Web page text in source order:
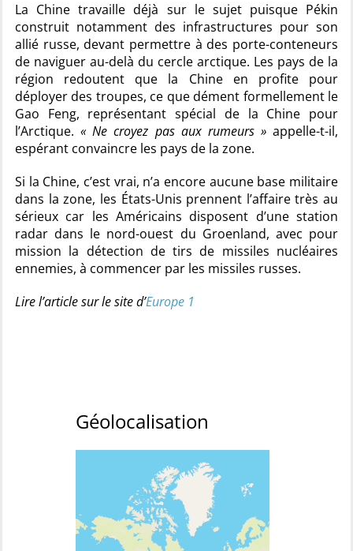
La Chine travaille déjà sur le sujet puisque Pékin
construit notamment des infrastructures pour son
allié russe, devant permettre à des porte-conteneurs
de naviguer au-delà du cercle arctique. Les pays de la
région redoutent que la Chine en profite pour
déployer des troupes, ce que dément formellement le
Gao Feng, représentant spécial de la Chine pour
l’Arctique.« Ne croyez pas aux rumeurs »appelle-t-il,
espérant convaincre les pays de la zone.
Si la Chine, c’est vrai, n’a encore aucune base militaire
dans la zone, les États-Unis prennent l’affaire très au
sérieux car les Américains disposent d’une station
radar dans le nord-ouest du Groenland, avec pour
mission la détection de tirs de missiles nucléaires
ennemies, à commencer par les missiles russes.
Lire l’article sur le site d’Europe 1
Géolocalisation